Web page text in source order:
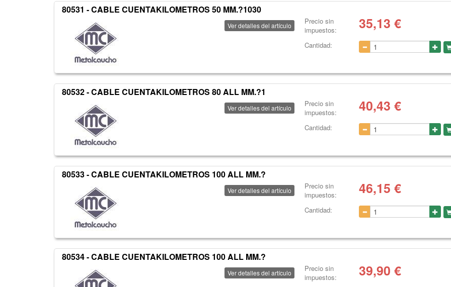
80531 - CABLE CUENTAKILOMETROS 50 MM.?1030
Ver detalles del artículo
Precio sin
impuestos:
35,13 €
Cantidad:
80532 - CABLE CUENTAKILOMETROS 80 ALL MM.?1
Ver detalles del artículo
Precio sin
impuestos:
40,43 €
Cantidad:
80533 - CABLE CUENTAKILOMETROS 100 ALL MM.?
Ver detalles del artículo
Precio sin
impuestos:
46,15 €
Cantidad:
80534 - CABLE CUENTAKILOMETROS 100 ALL MM.?
Ver detalles del artículo
Precio sin
impuestos:
39,90 €